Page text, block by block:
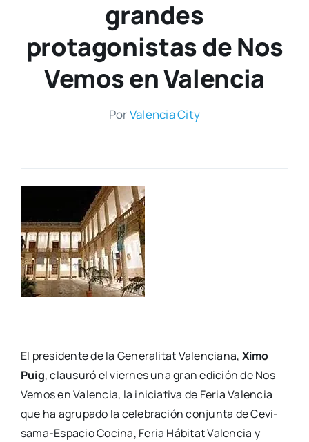
grandes
protagonistas de Nos
Vemos en Valencia
PorValen­cia City
El pre­si­den­te de la Gene­ra­li­tat Valen­cia­na, Ximo
Puig, clau­su­ró el vier­nes una gran edi­ción de Nos
Vemos en Valen­cia, la ini­cia­ti­va de Feria Valen­cia
que ha agru­pa­do la cele­bra­ción con­jun­ta de Cevi­­
sa­­ma-Espa­­cio Coci­na, Feria Hábi­tat Valen­cia y